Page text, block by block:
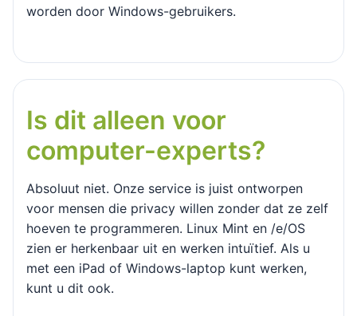
worden door Windows-gebruikers.
Is dit alleen voor
computer-experts?
Absoluut niet. Onze service is juist ontworpen
voor mensen die privacy willen zonder dat ze zelf
hoeven te programmeren. Linux Mint en /e/OS
zien er herkenbaar uit en werken intuïtief. Als u
met een iPad of Windows-laptop kunt werken,
kunt u dit ook.